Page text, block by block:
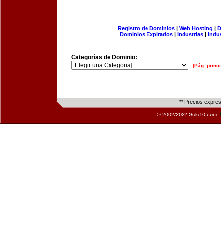
Registro de Dominios| Web Hosting |
Dominios Expirados | Industrias |
Categorías de Dominio:
[Pág.
** Precios
© 2002/2022 Solo10.com